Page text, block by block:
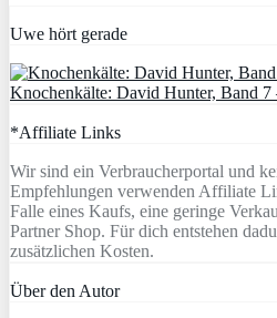
Uwe hört gerade
Knochenkälte: David Hunter, Band 7
*Affiliate Links
Wir sind ein Verbraucherportal und
Empfehlungen verwenden Affiliate
Falle eines Kaufs, eine geringe
Partner Shop. Für dich entstehen
zusätzlichen Kosten.
Über den Autor